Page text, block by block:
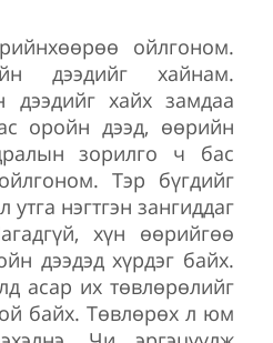
ойлгоном.
дээдийг хайнам.
хайх замдаа
оройн дээд, өөрийн
зорилго ч бас
Тэр бүгдийг
нэгтгэн зангиддаг
хүн өөрийгөө
дээдэд хүрдэг байх.
асар их төвлөрөлийг
байх. Төвлөрөх л юм